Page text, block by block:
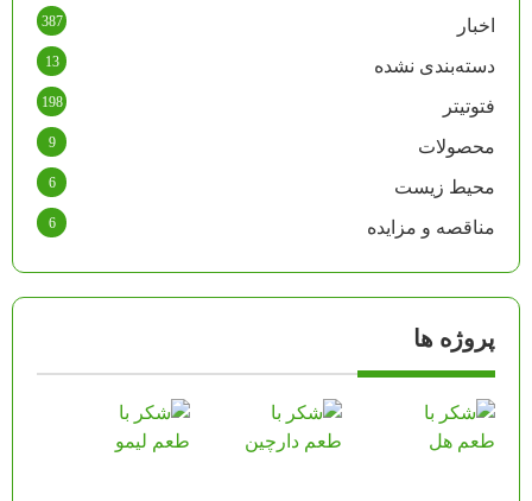
اخبار 387
دسته‌بندی نشده 13
فتوتیتر 198
محصولات 9
محیط زیست 6
مناقصه و مزایده 6
پروژه ها